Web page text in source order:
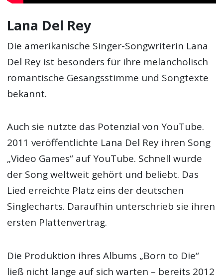
Lana Del Rey
Die amerikanische Singer-Songwriterin Lana
Del Rey ist besonders für ihre melancholisch
romantische Gesangsstimme und Songtexte
bekannt.
Auch sie nutzte das Potenzial von YouTube.
2011 veröffentlichte Lana Del Rey ihren Song
„Video Games“ auf YouTube. Schnell wurde
der Song weltweit gehört und beliebt. Das
Lied erreichte Platz eins der deutschen
Singlecharts. Daraufhin unterschrieb sie ihren
ersten Plattenvertrag.
Die Produktion ihres Albums „Born to Die“
ließ nicht lange auf sich warten – bereits 2012